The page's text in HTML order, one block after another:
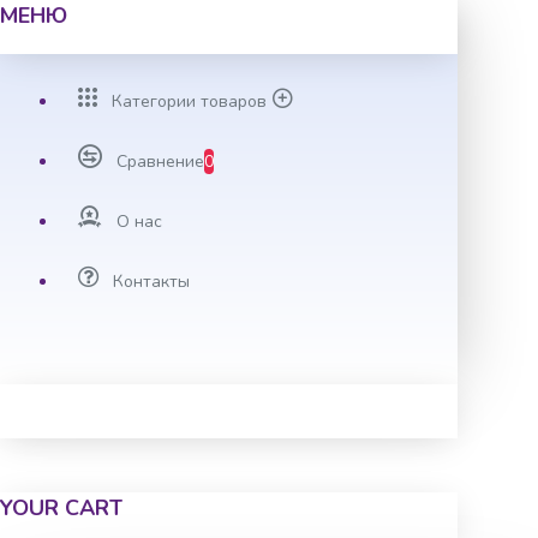
МЕНЮ
Категории товаров
Сравнение0
О нас
Контакты
YOUR CART